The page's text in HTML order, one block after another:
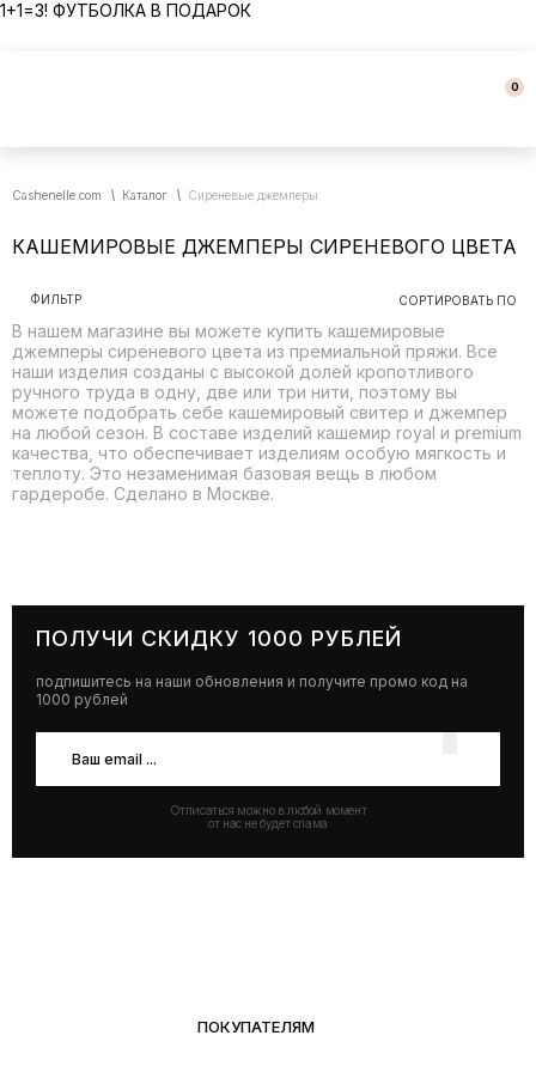
1+1=3! ФУТБОЛКА В ПОДАРОК
0
Cashenelle.com Каталог Сиреневые джемперы
КАШЕМИРОВЫЕ ДЖЕМПЕРЫ СИРЕНЕВОГО ЦВЕТА
ФИЛЬТР СОРТИРОВАТЬ ПО
В нашем магазине вы можете купить кашемировые
джемперы сиреневого цвета из премиальной пряжи. Все
наши изделия созданы с высокой долей кропотливого
ручного труда в одну, две или три нити, поэтому вы
можете подобрать себе кашемировый свитер и джемпер
на любой сезон. В составе изделий кашемир royal и premium
качества, что обеспечивает изделиям особую мягкость и
теплоту. Это незаменимая базовая вещь в любом
гардеробе. Сделано в Москве.
ПОЛУЧИ СКИДКУ 1000 РУБЛЕЙ
подпишитесь на наши обновления и получите промо код на
1000 рублей
Отписаться можно в любой момент
от нас не будет спама
ПОКУПАТЕЛЯМ